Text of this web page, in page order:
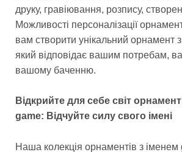
друку, гравіювання, розпису,
Можливості персоналізації
вам створити унікальний орнамент
який відповідає вашим потребам,
вашому баченню.
Відкрийте для себе світ
game: Відчуйте силу свого імені
Наша колекція орнаментів з іменем